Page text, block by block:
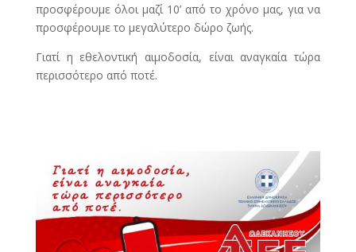
προσφέρουμε όλοι μαζί 10’ από το χρόνο μας, για να
προσφέρουμε το μεγαλύτερο δώρο ζωής.
Γιατί η εθελοντική αιμοδοσία, είναι αναγκαία τώρα
περισσότερο από ποτέ.